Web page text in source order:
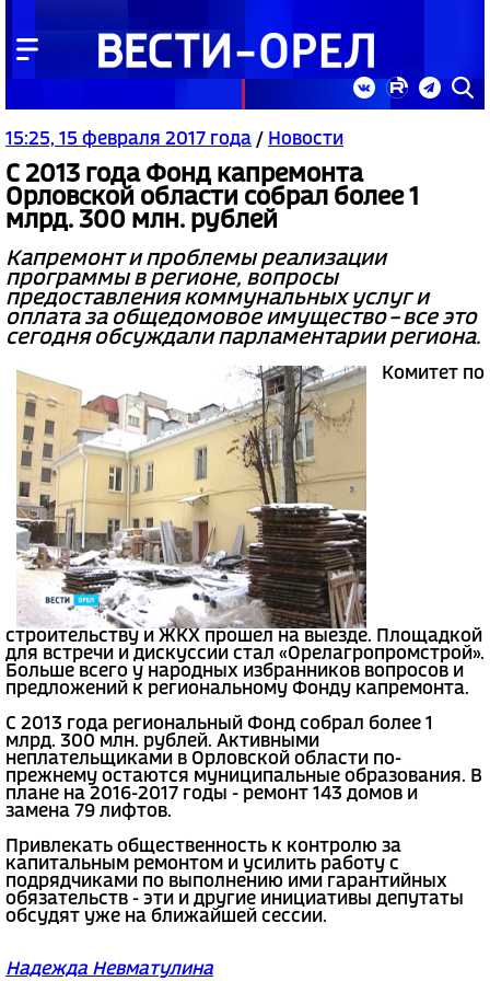
15:25, 15 февраля 2017 года / Новости
С 2013 года Фонд капремонта
Орловской области собрал более 1
млрд. 300 млн. рублей
Капремонт и проблемы реализации
программы в регионе, вопросы
предоставления коммунальных услуг и
оплата за общедомовое имущество – все это
сегодня обсуждали парламентарии региона.
Комитет по
строительству и ЖКХ прошел на выезде. Площадкой
для встречи и дискуссии стал «Орелагропромстрой».
Больше всего у народных избранников вопросов и
предложений к региональному Фонду капремонта.
С 2013 года региональный Фонд собрал более 1
млрд. 300 млн. рублей. Активными
неплательщиками в Орловской области по-
прежнему остаются муниципальные образования. В
плане на 2016-2017 годы - ремонт 143 домов и
замена 79 лифтов.
Привлекать общественность к контролю за
капитальным ремонтом и усилить работу с
подрядчиками по выполнению ими гарантийных
обязательств - эти и другие инициативы депутаты
обсудят уже на ближайшей сессии.
Надежда Невматулина